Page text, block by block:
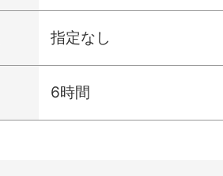
指定なし
6時間